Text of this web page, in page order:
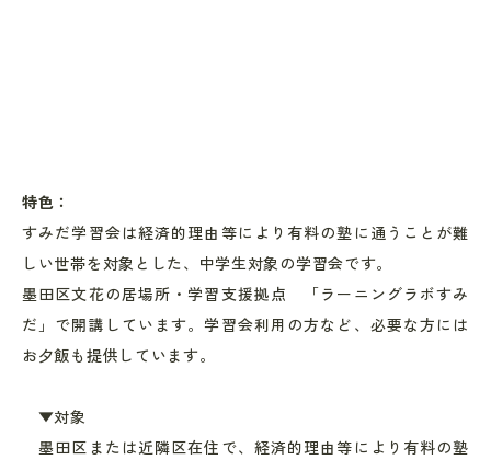
特色：
すみだ学習会は経済的理由等により有料の塾に通うことが難
しい世帯を対象とした、中学生対象の学習会です。
墨田区文花の居場所・学習支援拠点 「ラーニングラボすみ
だ」で開講しています。学習会利用の方など、必要な方には
お夕飯も提供しています。
▼対象
墨田区または近隣区在住で、経済的理由等により有料の塾